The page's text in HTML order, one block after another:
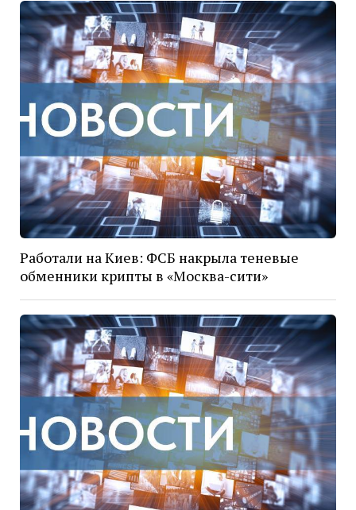
Работали на Киев: ФСБ накрыла теневые
обменники крипты в «Москва-сити»